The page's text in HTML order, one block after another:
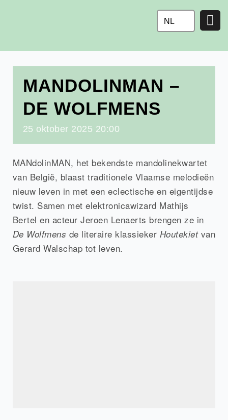
NL
MANDOLINMAN –
DE WOLFMENS
25 oktober 2025 20:00
MANdolinMAN, het bekendste mandolinekwartet
van België, blaast traditionele Vlaamse melodieën
nieuw leven in met een eclectische en eigentijdse
twist. Samen met elektronicawizard Mathijs
Bertel en acteur Jeroen Lenaerts brengen ze in
De Wolfmens de literaire klassieker Houtekietvan
Gerard Walschap tot leven.